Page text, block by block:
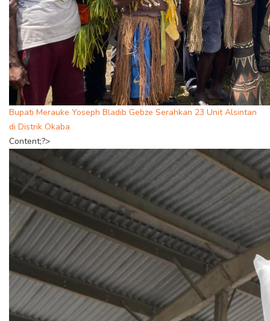
Bupati Merauke Yoseph Bladib Gebze Serahkan 23 Unit Alsintan
di Distrik Okaba
Content;?>